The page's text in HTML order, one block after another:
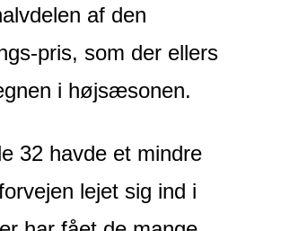
af den
pris, som der ellers
i højsæsonen.
32 havde et mindre
lejet sig ind i